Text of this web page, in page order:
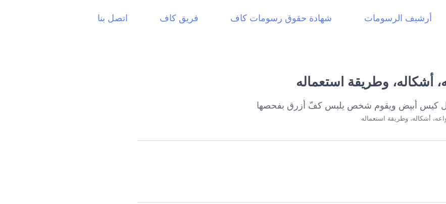
أرشيف الرسومات شهادة حقوق رسومات كاف فريق كاف اتصل بنا